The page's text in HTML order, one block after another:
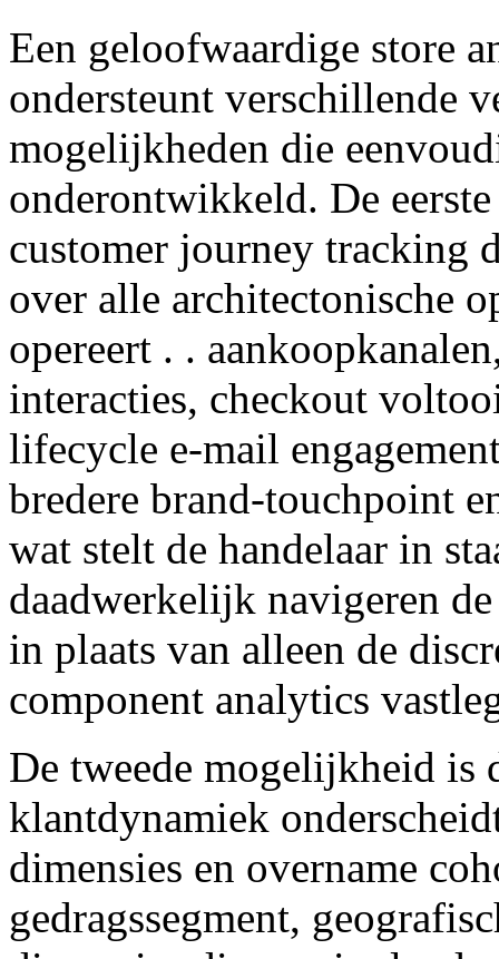
Een geloofwaardige store
ondersteunt verschillende
mogelijkheden die
onderontwikkeld. De
customer journey tracking
over alle architectonische
opereert . .
interacties, checkout
lifecycle e-mail
bredere brand-touchpoint
wat stelt de handelaar in
daadwerkelijk navigeren
in plaats van alleen de
component analytics
De tweede mogelijkheid is
klantdynamiek
dimensies en overname
gedragssegment,